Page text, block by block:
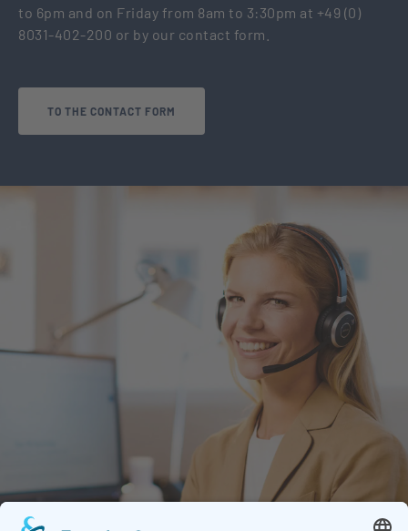
to 6pm and on Friday from 8am to 3:30pm at +49 (0)
8031-402-200 or by our contact form.
TO THE CONTACT FORM